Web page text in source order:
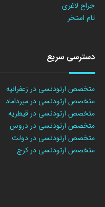
جراح لاغری
تام استخر
دسترسی سریع
متخصص ارتودنسی در زعفرانیه
متخصص ارتودنسی در میرداماد
متخصص ارتودنسی در قیطریه
متخصص ارتودنسی در دروس
متخصص ارتودنسی در دولت
متخصص ارتودنسی در کرج